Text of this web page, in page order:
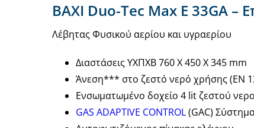
BAXI Duo-Tec Max E 33GA –
Λέβητας Φυσικού αερίου και υγραερίου
Διαστάσεις ΥΧΠΧΒ 760 Χ 450 Χ 345 mm
Άνεση*** στο ζεστό νερό χρήσης (ΕΝ
Ενσωματωμένο δοχείο 4 lit ζεστού
GAS ADAPTIVE CONTROL(GAC)